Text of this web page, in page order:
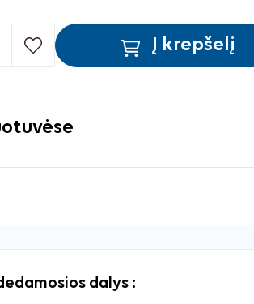
Į krepšelį
dalys :